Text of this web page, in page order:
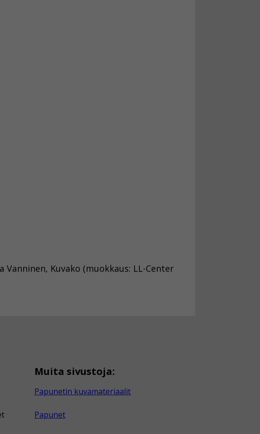
Vanninen, Kuvako (muokkaus: LL-Center
Muita sivustoja:
Papunetin kuvamateriaalit
Papunet